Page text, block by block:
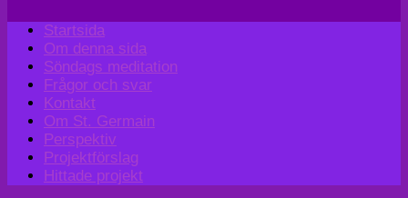
Startsida
Om denna sida
Söndags meditation
Frågor och svar
Kontakt
Om St. Germain
Perspektiv
Projektförslag
Hittade projekt